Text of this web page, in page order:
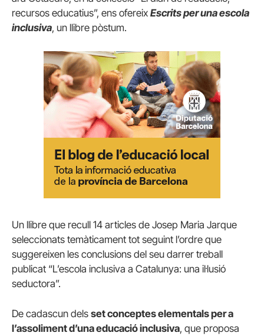
recursos educatius”, ens ofereix Escrits per una escola
inclusiva, un llibre pòstum.
Un llibre que recull 14 articles de Josep Maria Jarque
seleccionats temàticament tot seguint l’ordre que
suggereixen les conclusions del seu darrer treball
publicat “L’escola inclusiva a Catalunya: una il·lusió
seductora”.
De cadascun dels set conceptes elementals per a
l’assoliment d’una educació inclusiva, que proposa